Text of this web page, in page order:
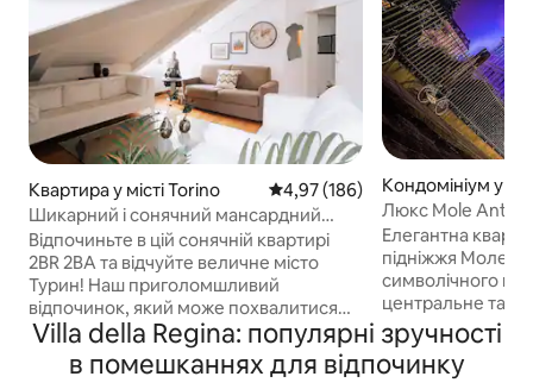
Квартира у місті Torino Середня оцінка: 4,97 з 5,
4,97 (186)
Шикарний і сонячний мансардний
номер: близько до всього ~
кондиціонер і Wi-Fi
Відпочиньте в цій сонячній квартирі
2BR 2BA та відчуйте величне місто
Турин! Наш приголомшливий
відпочинок, який може похвалитися
сучасним дизайном, акцентованим
природним сонячним світлом,
розташований у чудовому місці, що
Кондомініум у
Люкс Mole
кіно
Елегантна
підніжжя Моле-
символічного
центральне та
розташування,
основні
культурні
Villa della Regina: популярні зручності
в помешканнях для відпочинку